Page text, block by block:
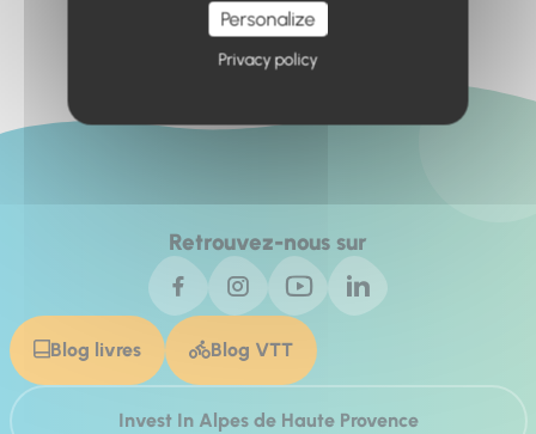
Retrouvez-nous sur
Blog livres Blog VTT
Invest In Alpes de Haute Provence
Personalize
Privacy policy